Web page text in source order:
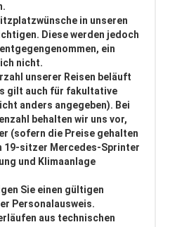
in unseren
Diese werden jedoch
ein
nicht.
unserer Reisen beläuft
gilt auch für fakultative
anders angegeben). Bei
behalten wir uns vor,
(sofern die Preise gehalten
19-sitzer Mercedes-Sprinter
und Klimaanlage
Sie einen gültigen
Personalausweis.
aus technischen